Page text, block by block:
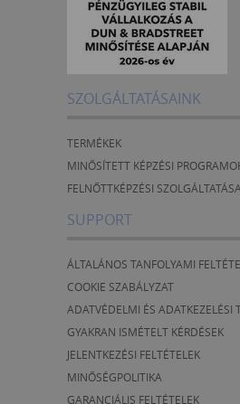
SZOLGÁLTATÁSAINK
TERMÉKEK
MINŐSÍTETT KÉPZÉSI
FELNŐTTKÉPZÉSI
SUPPORT
ÁLTALÁNOS TANFOLYAMI
COOKIE SZABÁLYZAT
ADATVÉDELMI ÉS ADATKEZELÉSI
GYAKRAN ISMÉTELT KÉRDÉSEK
JELENTKEZÉSI FELTÉTELEK
MINŐSÉGPOLITIKA
GARANCIÁLIS FELTÉTELEK